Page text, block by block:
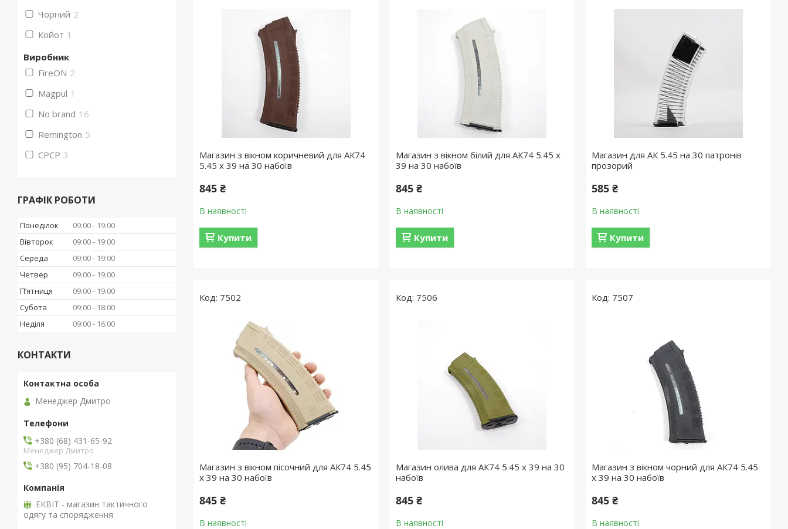
Магазин з вікном коричневий для АК74
5.45 x 39 на 30 набоїв
845 ₴
В наявності
Купити
Магазин з вікном білий для АК74 5.45 x
39 на 30 набоїв
845 ₴
В наявності
Купити
Магазин для АК 5.45 на 30 патронів
прозорий
585 ₴
В наявності
Купити
7502
Магазин з вікном пісочний для АК74 5.45
x 39 на 30 набоїв
845 ₴
В наявності
7506
Магазин олива для АК74 5.45 x 39 на 30
набоїв
845 ₴
В наявності
7507
Магазин з вікном чорний для АК74 5.45
x 39 на 30 набоїв
845 ₴
В наявності
Чорний 2
Койот 1
Виробник
FireON 2
Magpul 1
No brand 16
Remington 5
СРСР 3
ГРАФІК РОБОТИ
Понеділок 09:00
19:00
Вівторок
09:00
19:00
Середа
09:00
19:00
Четвер
09:00
19:00
Пʼятниця
09:00
19:00
Субота
09:00
18:00
Неділя
09:00 16:00
КОНТАКТИ
Менеджер Дмитро
+380 (68) 431-65-92
Менеджер Дмитро
+380 (95) 704-18-08
ЕКВІТ - магазин тактичного
одягу та спорядження